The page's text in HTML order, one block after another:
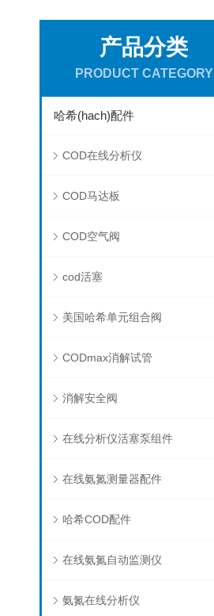
产品分类
PRODUCT CATEGORY
哈希(hach)配件
COD在线分析仪
COD马达板
COD空气阀
cod活塞
美国哈希单元组合阀
CODmax消解试管
消解安全阀
在线分析仪活塞泵组件
在线氨氮测量器配件
哈希COD配件
在线氨氮自动监测仪
氨氮在线分析仪